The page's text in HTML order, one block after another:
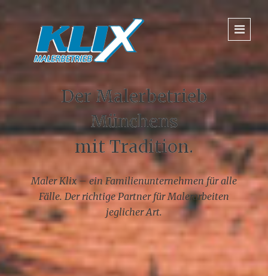
Der Malerbetrieb
Münchens
mit Tradition.
Maler Klix – ein Familienunternehmen für alle
Fälle. Der richtige Partner für Malerarbeiten
jeglicher Art.